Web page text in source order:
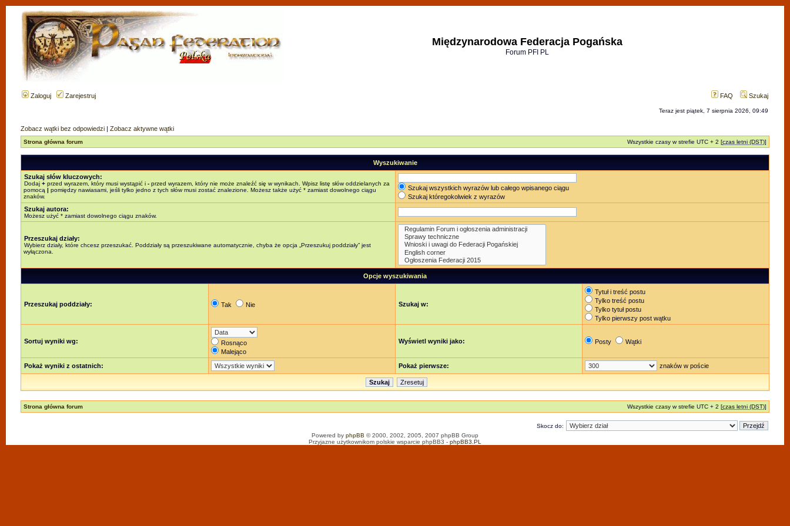
Międzynarodowa Federacja Pogańska
Forum PFI PL
Zaloguj Zarejestruj FAQ Szukaj
Teraz jest piątek, 7 sierpnia 2026, 09:49
Zobacz wątki bez odpowiedzi | Zobacz aktywne wątki
Strona główna forum Wszystkie czasy w strefie UTC + 2 [czas letni (DST)]
Wyszukiwanie
Szukaj słów kluczowych:
Dodaj + przed wyrazem, który musi wystąpić i - przed wyrazem, który nie może znaleźć się w wynikach. Wpisz listę słów oddzielanych za
pomocą | pomiędzy nawiasami, jeśli tylko jedno z tych słów musi zostać znalezione. Możesz także użyć * zamiast dowolnego ciągu
znaków.
Szukaj wszystkich wyrazów lub całego wpisanego ciągu
Szukaj któregokolwiek z wyrazów
Szukaj autora:
Możesz użyć * zamiast dowolnego ciągu znaków.
Przeszukaj działy:
Wybierz działy, które chcesz przeszukać. Poddziały są przeszukiwane automatycznie, chyba że opcja „Przeszukuj poddziały” jest
wyłączona.
Opcje wyszukiwania
Przeszukaj poddziały: Tak Nie Szukaj w:
Tytuł i treść postu
Tylko treść postu
Tylko tytuł postu
Tylko pierwszy post wątku
Sortuj wyniki wg:
Rosnąco
Malejąco
Wyświetl wyniki jako: Posty Wątki
Pokaż wyniki z ostatnich: Pokaż pierwsze: znaków w poście
Strona główna forum Wszystkie czasy w strefie UTC + 2 [czas letni (DST)]
Skocz do:
Powered by phpBB © 2000, 2002, 2005, 2007 phpBB Group
Przyjazne użytkownikom polskie wsparcie phpBB3 - phpBB3.PL